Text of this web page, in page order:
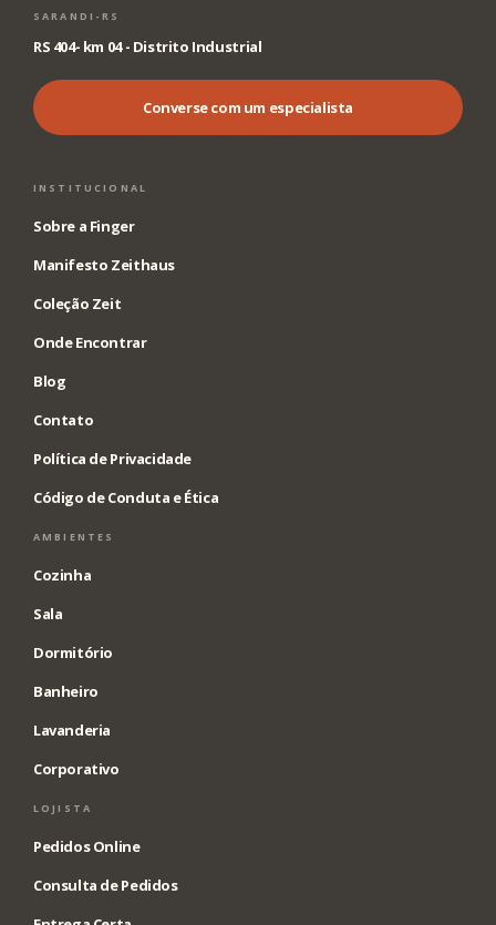
SARANDI-RS
RS 404- km 04 - Distrito Industrial
Converse com um especialista
INSTITUCIONAL
Sobre a Finger
Manifesto Zeithaus
Coleção Zeit
Onde Encontrar
Blog
Contato
Política de Privacidade
Código de Conduta e Ética
AMBIENTES
Cozinha
Sala
Dormitório
Banheiro
Lavanderia
Corporativo
LOJISTA
Pedidos Online
Consulta de Pedidos